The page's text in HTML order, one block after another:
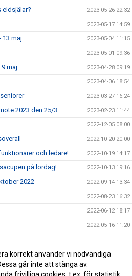
eldsjälar? 2023-05-26 22:32
2023-05-17 14:59
13 maj 2023-05-04 11:15
2023-05-01 09:36
maj 2023-04-28 09:19
2023-04-06 18:54
2023-03-27 16:24
2023 den 25/3 2023-02-23 11:44
2022-12-05 08:00
2022-10-20 20:00
och ledare! 2022-10-19 14:17
på lördag! 2022-10-13 19:16
2022 2022-09-14 13:34
2022-08-23 16:32
2022-06-12 18:17
2022-05-16 11:20
2021-09-15 16:26
2021-09-15 16:21
korrekt använder vi nödvändiga
går inte att stänga av.